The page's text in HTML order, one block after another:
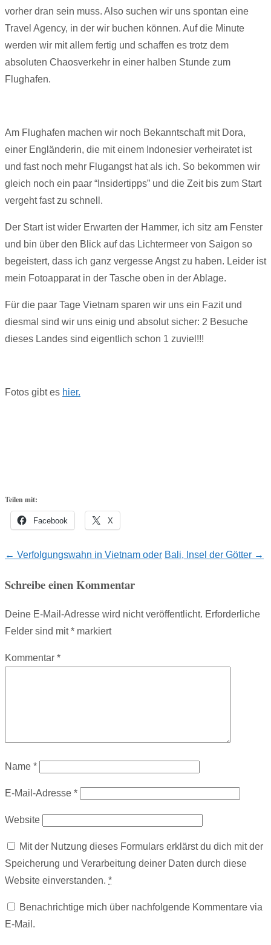
vorher dran sein muss. Also suchen wir uns spontan eine
Travel Agency, in der wir buchen können. Auf die Minute
werden wir mit allem fertig und schaffen es trotz dem
absoluten Chaosverkehr in einer halben Stunde zum
Flughafen.
Am Flughafen machen wir noch Bekanntschaft mit Dora,
einer Engländerin, die mit einem Indonesier verheiratet ist
und fast noch mehr Flugangst hat als ich. So bekommen wir
gleich noch ein paar “Insidertipps” und die Zeit bis zum Start
vergeht fast zu schnell.
Der Start ist wider Erwarten der Hammer, ich sitz am Fenster
und bin über den Blick auf das Lichtermeer von Saigon so
begeistert, dass ich ganz vergesse Angst zu haben. Leider ist
mein Fotoapparat in der Tasche oben in der Ablage.
Für die paar Tage Vietnam sparen wir uns ein Fazit und
diesmal sind wir uns einig und absolut sicher: 2 Besuche
dieses Landes sind eigentlich schon 1 zuviel!!!
Fotos gibt es hier.
Teilen mit:
Facebook X
Post
navigation
← Verfolgungswahn in Vietnam oder Bali, Insel der Götter →
Schreibe einen Kommentar
Deine E-Mail-Adresse wird nicht veröffentlicht. Erforderliche
Felder sind mit* markiert
Kommentar *
Name *
E-Mail-Adresse *
Website
Mit der Nutzung dieses Formulars erklärst du dich mit der
Speicherung und Verarbeitung deiner Daten durch diese
Website einverstanden. *
Benachrichtige mich über nachfolgende Kommentare via
E-Mail.